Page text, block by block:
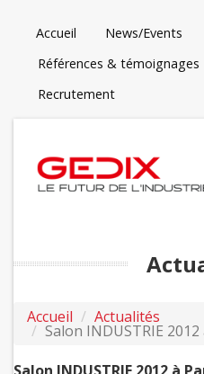
Accueil
News/Events
Références & témoignages
Recrutement
Accueil Actualités
Salon INDUSTRIE 2012